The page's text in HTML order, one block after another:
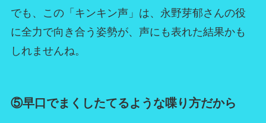
でも、この「キンキン声」は、永野芽郁さんの役
に全力で向き合う姿勢が、声にも表れた結果かも
しれませんね。
⑤早口でまくしたてるような喋り方だから